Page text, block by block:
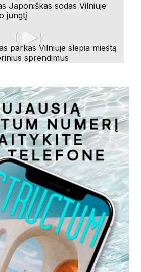
Japoniškas sodas Vilniuje
jungtį
parkas Vilniuje slepia miestą
sprendimus